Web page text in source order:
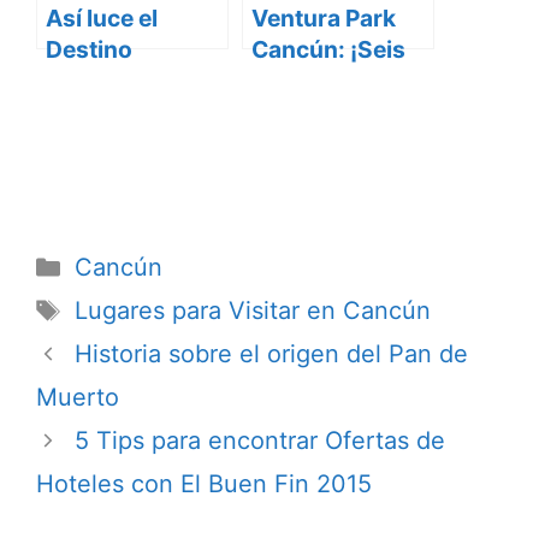
Así luce el
Destino
Ventura Park
Cancún: ¡Seis
Categorías
Cancún
Etiquetas
Lugares para Visitar en Cancún
Historia sobre el origen del Pan de
Muerto
5 Tips para encontrar Ofertas de
Hoteles con El Buen Fin 2015